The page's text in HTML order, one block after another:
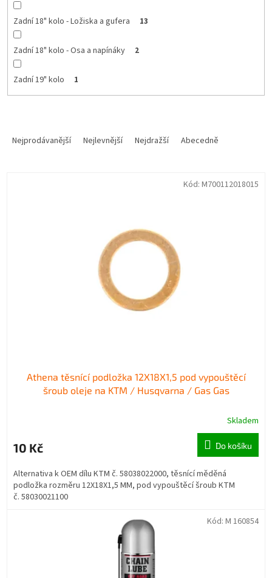
Zadní 18" kolo - Ložiska a gufera 13
Zadní 18" kolo - Osa a napínáky 2
Zadní 19" kolo 1
Nejprodávanější Nejlevnější Nejdražší Abecedně
Athena těsnící podložka 12X18X1,5 pod vypouštěcí
šroub oleje na KTM / Husqvarna / Gas Gas
Skladem
10 Kč Do košíku
Alternativa k OEM dílu KTM č. 58038022000, těsnící měděná
podložka rozměru 12X18X1,5 MM, pod vypouštěcí šroub KTM
č. 58030021100
Kód: M700112018015
Kód: M 160854